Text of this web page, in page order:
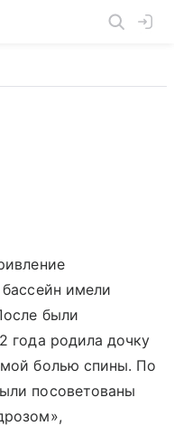
имели
были
года родила дочку
болью спины. По
посоветованы